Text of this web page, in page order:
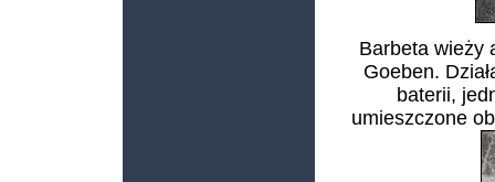
Barbeta wieży
Goeben.
baterii,
umieszczone